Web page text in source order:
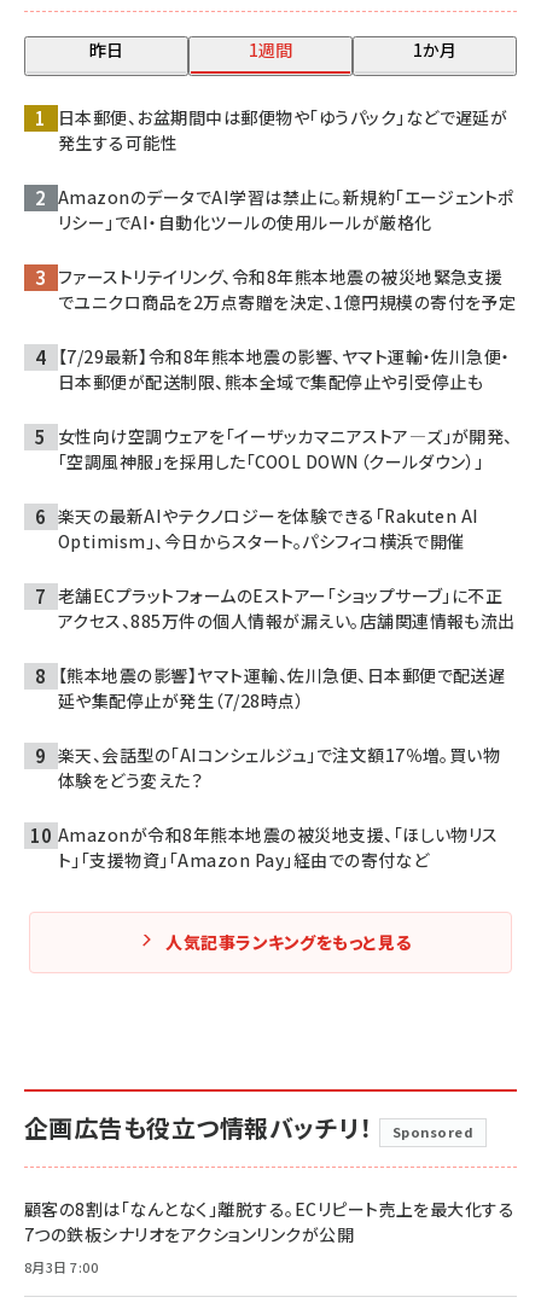
昨日 1週間 1か月
日本郵便、お盆期間中は郵便物や「ゆうパック」などで遅延が
発生する可能性
AmazonのデータでAI学習は禁止に。新規約「エージェントポ
リシー」でAI・自動化ツールの使用ルールが厳格化
ファーストリテイリング、令和8年熊本地震の被災地緊急支援
でユニクロ商品を2万点寄贈を決定、1億円規模の寄付を予定
【7/29最新】令和8年熊本地震の影響、ヤマト運輸・佐川急便・
日本郵便が配送制限、熊本全域で集配停止や引受停止も
女性向け空調ウェアを「イーザッカマニアストア―ズ」が開発、
「空調風神服」を採用した「COOL DOWN（クールダウン）」
楽天の最新AIやテクノロジーを体験できる「Rakuten AI
Optimism」、今日からスタート。パシフィコ横浜で開催
老舗ECプラットフォームのEストアー「ショップサーブ」に不正
アクセス、885万件の個人情報が漏えい。店舗関連情報も流出
【熊本地震の影響】ヤマト運輸、佐川急便、日本郵便で配送遅
延や集配停止が発生（7/28時点）
楽天、会話型の「AIコンシェルジュ」で注文額17％増。買い物
体験をどう変えた？
Amazonが令和8年熊本地震の被災地支援、「ほしい物リス
ト」「支援物資」「Amazon Pay」経由での寄付など
人気記事ランキングをもっと見る
企画広告も役立つ情報バッチリ！ Sponsored
顧客の8割は「なんとなく」離脱する。ECリピート売上を最大化する
7つの鉄板シナリオをアクションリンクが公開
8月3日 7:00